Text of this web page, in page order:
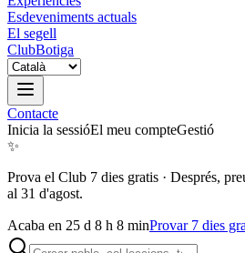
Esdeveniments actuals
El segell
ClubBotiga
Contacte
Inicia la sessióEl meu compteGestió
✨
Prova el Club 7 dies gratis · Després,
al 31 d'agost.
Acaba en 25 d 8 h 8 minProvar 7 dies